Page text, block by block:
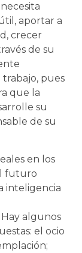
aportar a
crecer
de su
trabajo, pues
que la
su
de su
en los
futuro
inteligencia
algunos
el ocio